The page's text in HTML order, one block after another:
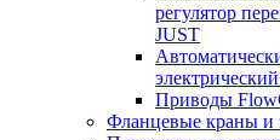
регулятор
JUST
Приводы
Фланцевые краны и